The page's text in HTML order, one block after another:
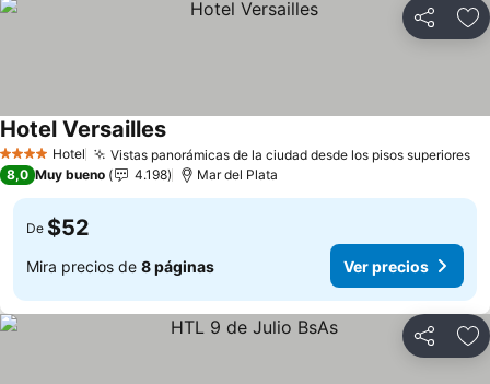
Compartir
4 EstrellasHotel Vistas panorámicas de la ciudad desde los pisos superiores
Hotel Versailles
8,0 Muy bueno 4.198 Mar del Plata
De $52
Mira precios de 8 páginas Ver precios
Compartir